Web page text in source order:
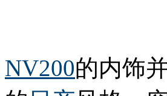
NV200的内饰